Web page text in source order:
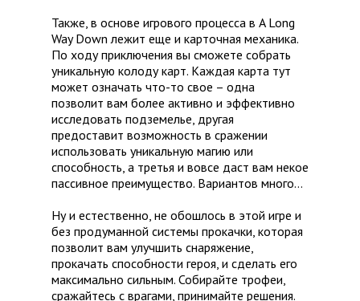
Также, в основе игрового процесса в A Long
Way Down лежит еще и карточная механика.
По ходу приключения вы сможете собрать
уникальную колоду карт. Каждая карта тут
может означать что-то свое – одна
позволит вам более активно и эффективно
исследовать подземелье, другая
предоставит возможность в сражении
использовать уникальную магию или
способность, а третья и вовсе даст вам некое
пассивное преимущество. Вариантов много…
Ну и естественно, не обошлось в этой игре и
без продуманной системы прокачки, которая
позволит вам улучшить снаряжение,
прокачать способности героя, и сделать его
максимально сильным. Собирайте трофеи,
сражайтесь с врагами, принимайте решения.